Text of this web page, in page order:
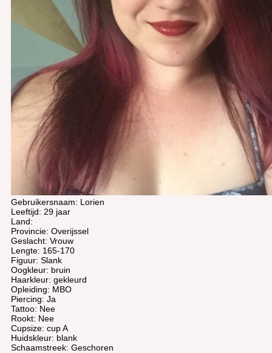
Gebruikersnaam: Lorien
Leeftijd: 29 jaar
Land:
Provincie: Overijssel
Geslacht: Vrouw
Lengte: 165-170
Figuur: Slank
Oogkleur: bruin
Haarkleur: gekleurd
Opleiding: MBO
Piercing: Ja
Tattoo: Nee
Rookt: Nee
Cupsize: cup A
Huidskleur: blank
Schaamstreek: Geschoren